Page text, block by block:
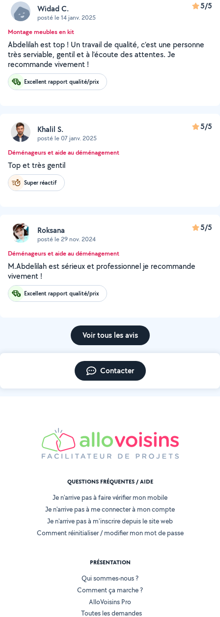
Widad C.
posté le 14 janv. 2025
5/5
Montage meubles en kit
Abdelilah est top ! Un travail de qualité, c’est une personne
très serviable, gentil et à l’écoute des attentes. Je
recommande vivement !
Excellent rapport qualité/prix
Khalil S.
posté le 07 janv. 2025
5/5
Déménageurs et aide au déménagement
Top et très gentil
Super réactif
Roksana
posté le 29 nov. 2024
5/5
Déménageurs et aide au déménagement
M.Abdelilah est sérieux et professionnel je recommande
vivement !
Excellent rapport qualité/prix
Voir tous les avis
Contacter
QUESTIONS FRÉQUENTES / AIDE
Je n'arrive pas à faire vérifier mon mobile
Je n'arrive pas à me connecter à mon compte
Je n'arrive pas à m'inscrire depuis le site web
Comment réinitialiser / modifier mon mot de passe
PRÉSENTATION
Qui sommes-nous ?
Comment ça marche ?
AlloVoisins Pro
Toutes les demandes